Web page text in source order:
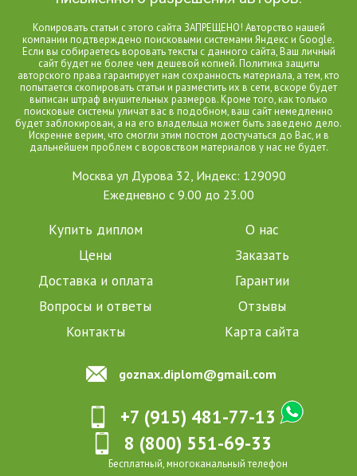
Копировать статьи с этого сайта ЗАПРЕЩЕНО! Авторство нашей
компании подтверждено поисковыми системами Яндекс и Google.
Если вы собираетесь воровать тексты с данного сайта, Ваш личный
сайт будет не более чем дешевой копией. Политика защиты
авторского права гарантирует нам сохранность материала, а тем, кто
попытается скопировать статьи и разместить их в сети, вскоре будет
выписан штраф внушительных размеров. Кроме того, как только
поисковые системы уличат вас в подобном, ваш сайт немедленно
будет заблокирован, а на его владельца может быть заведено дело.
Искренне верим, что смогли этим постом достучаться до Вас, и в
дальнейшем проблем с воровством материалов у нас не будет.
Москва ул Дурова 32, Индекс: 129090
Ежедневно с 9.00 до 23.00
Купить диплом
О нас
Цены
Заказать
Доставка и оплата
Гарантии
Вопросы и ответы
Отзывы
Контакты
Карта сайта
goznax.diplom@gmail.com
+7 (915) 481-77-13
8 (800) 551-69-33
Бесплатный, многоканальный телефон